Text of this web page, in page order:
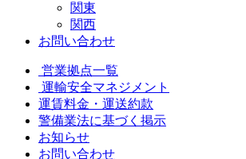
関東
関西
お問い合わせ
営業拠点一覧
運輸安全マネジメント
運賃料金・運送約款
警備業法に基づく掲示
お知らせ
お問い合わせ